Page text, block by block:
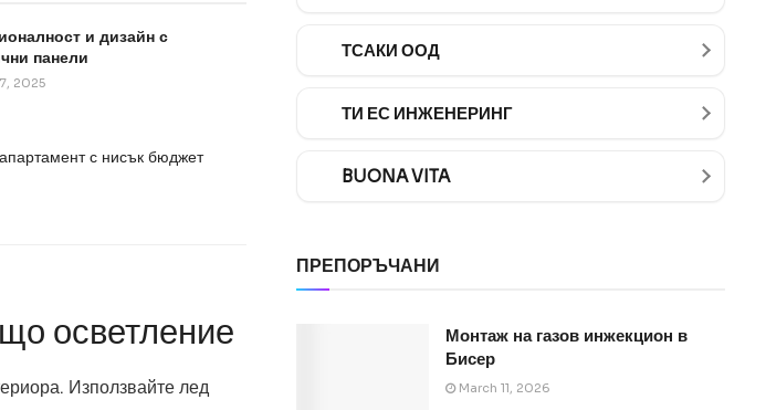
и дизайн с
панели
2025
с нисък бюджет
осветление
Използвайте лед
ТСАКИ ООД
ТИ ЕС ИНЖЕНЕРИНГ
BUONA VITA
ПРЕПОРЪЧАНИ
Монтаж на газов инжекцион в
Бисер
March 11, 2026